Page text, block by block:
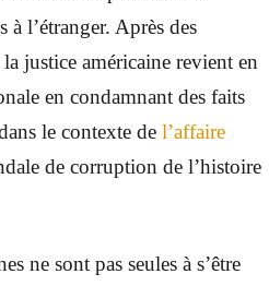
l’étranger. Après des
justice américaine revient en
en condamnant des faits
le contexte de l’affaire
de corruption de l’histoire
ne sont pas seules à s’être